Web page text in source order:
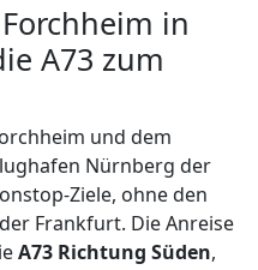
in
A73 zum
und dem
Nürnberg der
Ziele, ohne den
Frankfurt. Die Anreise
A73 Richtung Süden,